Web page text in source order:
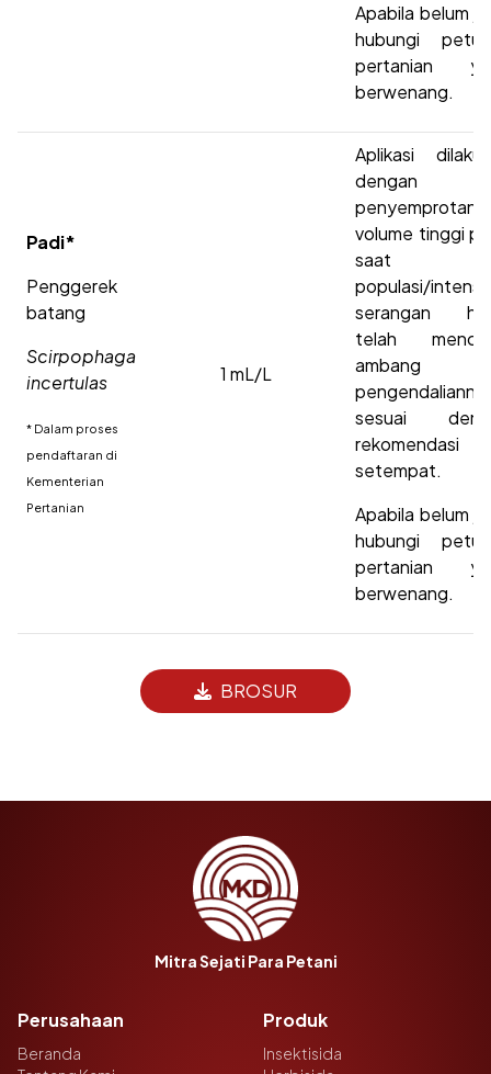
Apabila belum
hubungi
pertanian
berwenang.
Padi*
Penggerek
batang
Scirpophaga
incertulas
* Dalam proses
pendaftaran di
Kementerian
Pertanian
1 mL/L
Aplikasi
dengan
penyemprotan
volume tinggi
saat
populasi/
serangan
telah
ambang
sesuai
rekomendasi
setempat.
Apabila belum
hubungi
pertanian
berwenang.
BROSUR
Mitra Sejati Para Petani
Perusahaan
Beranda
Produk
Insektisida